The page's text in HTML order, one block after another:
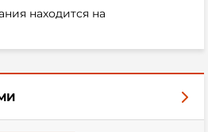
находится на